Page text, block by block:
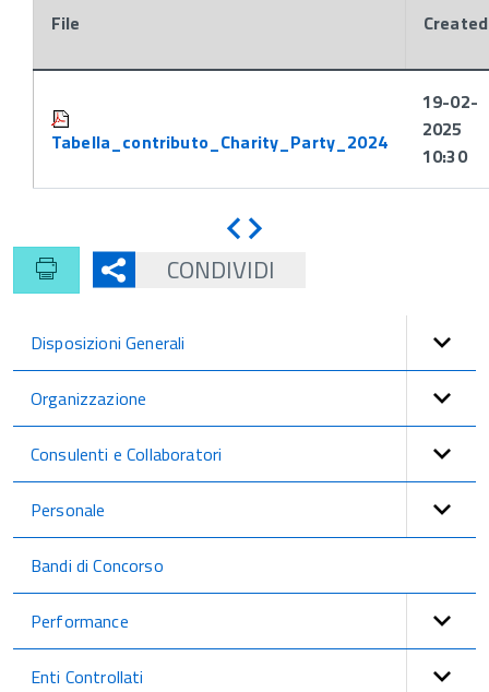
File Created
Tabella_contributo_Charity_Party_2024
19-02-
2025
10:30
Indietro
CONDIVIDI
Disposizioni Generali
Organizzazione
Consulenti e Collaboratori
Personale
Bandi di Concorso
Performance
Enti Controllati